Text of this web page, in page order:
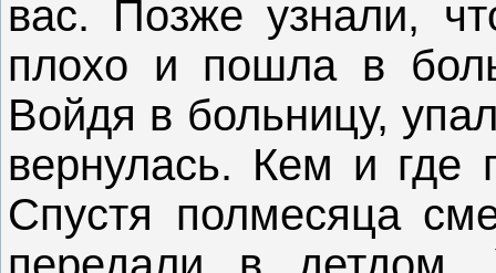
вас. Позже узнали,
плохо и пошла в
Войдя в больницу,
вернулась. Кем и где
Спустя полмесяца